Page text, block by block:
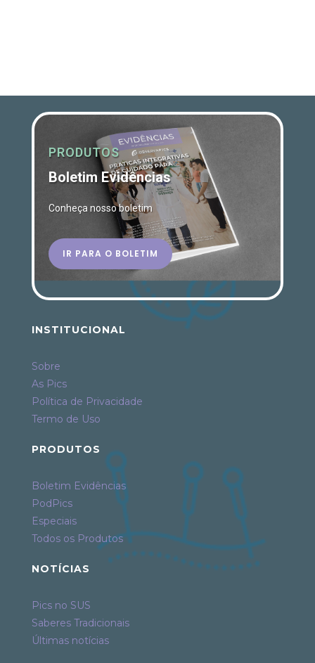
PRODUTOS
Boletim Evidências
Conheça nosso boletim
IR PARA O BOLETIM
INSTITUCIONAL
Sobre
As Pics
Política de Privacidade
Termo de Uso
PRODUTOS
Boletim Evidências
PodPics
Especiais
Todos os Produtos
NOTÍCIAS
Pics no SUS
Saberes Tradicionais
Últimas notícias